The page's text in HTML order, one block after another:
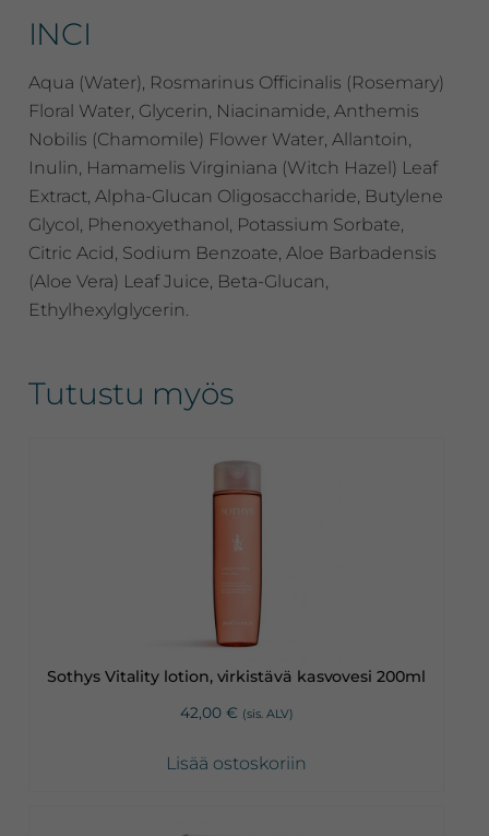
INCI
Aqua (Water), Rosmarinus Officinalis (Rosemary)
Floral Water, Glycerin, Niacinamide, Anthemis
Nobilis (Chamomile) Flower Water, Allantoin,
Inulin, Hamamelis Virginiana (Witch Hazel) Leaf
Extract, Alpha-Glucan Oligosaccharide, Butylene
Glycol, Phenoxyethanol, Potassium Sorbate,
Citric Acid, Sodium Benzoate, Aloe Barbadensis
(Aloe Vera) Leaf Juice, Beta-Glucan,
Ethylhexylglycerin.
Tutustu myös
Sothys Vitality lotion, virkistävä kasvovesi 200ml
42,00 € (sis. ALV)
Lisää ostoskoriin